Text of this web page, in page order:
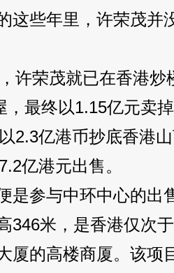
这些年里，许荣茂并
许荣茂就已在香港炒
，最终以1.15亿元卖
2.3亿港币抄底香港
亿港元出售。
是参与中环中心的出
346米，是香港仅次
厦的高楼商厦。该项